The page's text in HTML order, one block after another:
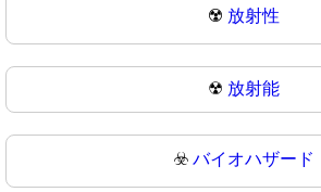
☢️ 放射性
☢ 放射能
☣️ バイオハザード